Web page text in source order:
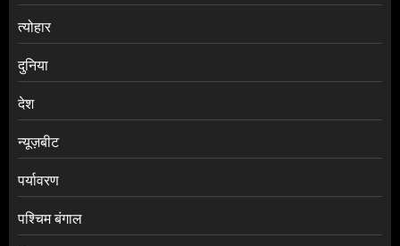
त्योहार
दुनिया
देश
न्यूज़बीट
पर्यावरण
पश्चिम बंगाल